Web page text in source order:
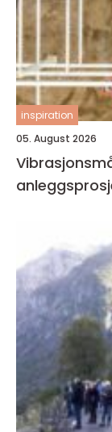
inspiration
05. August 2026